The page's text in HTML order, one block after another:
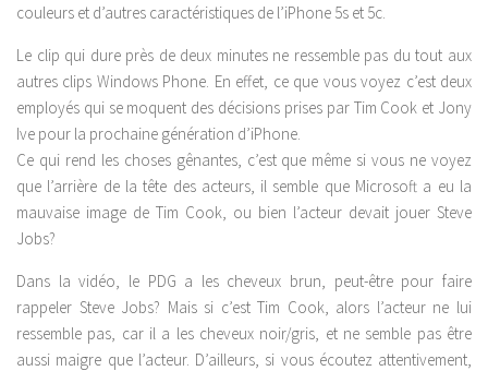
couleurs et d’autres caractéristiques de l’iPhone 5s et 5c.
Le clip qui dure près de deux minutes ne ressemble pas du tout aux
autres clips Windows Phone. En effet, ce que vous voyez c’est deux
employés qui se moquent des décisions prises par Tim Cook et Jony
Ive pour la prochaine génération d’iPhone.
Ce qui rend les choses gênantes, c’est que même si vous ne voyez
que l’arrière de la tête des acteurs, il semble que Microsoft a eu la
mauvaise image de Tim Cook, ou bien l’acteur devait jouer Steve
Jobs?
Dans la vidéo, le PDG a les cheveux brun, peut-être pour faire
rappeler Steve Jobs? Mais si c’est Tim Cook, alors l’acteur ne lui
ressemble pas, car il a les cheveux noir/gris, et ne semble pas être
aussi maigre que l’acteur. D’ailleurs, si vous écoutez attentivement,